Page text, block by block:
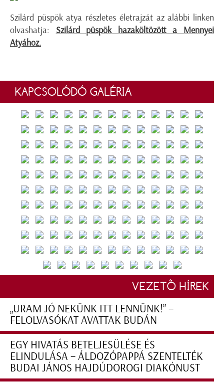
Szilárd püspök atya részletes életrajzát az alábbi linken
olvashatja: Szilárd püspök hazaköltözött a Mennyei
Atyához.
KAPCSOLÓDÓ GALÉRIA
VEZETŐ HÍREK
„URAM JÓ NEKÜNK ITT LENNÜNK!” –
FELOLVASÓKAT AVATTAK BUDÁN
EGY HIVATÁS BETELJESÜLÉSE ÉS
ELINDULÁSA – ÁLDOZÓPAPPÁ SZENTELTÉK
BUDAI JÁNOS HAJDÚDOROGI DIAKÓNUST